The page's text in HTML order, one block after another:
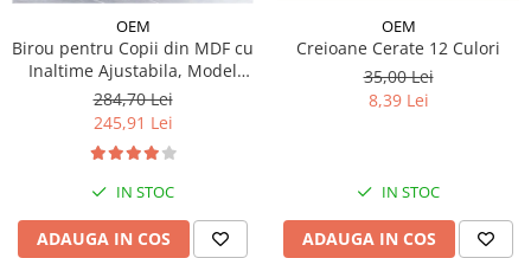
OEM
Birou pentru Copii din MDF cu
Inaltime Ajustabila, Model
Astronaut
284,70 Lei
245,91 Lei
IN STOC
ADAUGA IN COS
OEM
Creioane Cerate 12 Culori
35,00 Lei
8,39 Lei
IN STOC
ADAUGA IN COS